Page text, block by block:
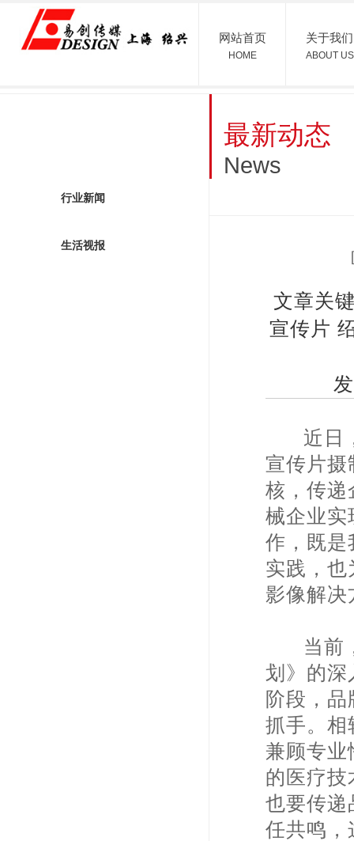
网站首页
HOME
关于我们
ABOUT US
行业新闻
生活视报
最新动态
News
文章关
宣传片
近日，
宣传片
核，传递
械企业实
作，既是
实践，
影像解决
当前，
划》的深
阶段，
抓手。相
兼顾专业
的医疗
也要传递
任共鸣，